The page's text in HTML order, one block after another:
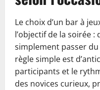
Le choix d’un bar à
l’objectif de la soirée
simplement passer
règle simple est
participants et le
des novices curieux,